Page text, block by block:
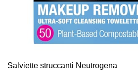
Salviette struccanti Neutrogena